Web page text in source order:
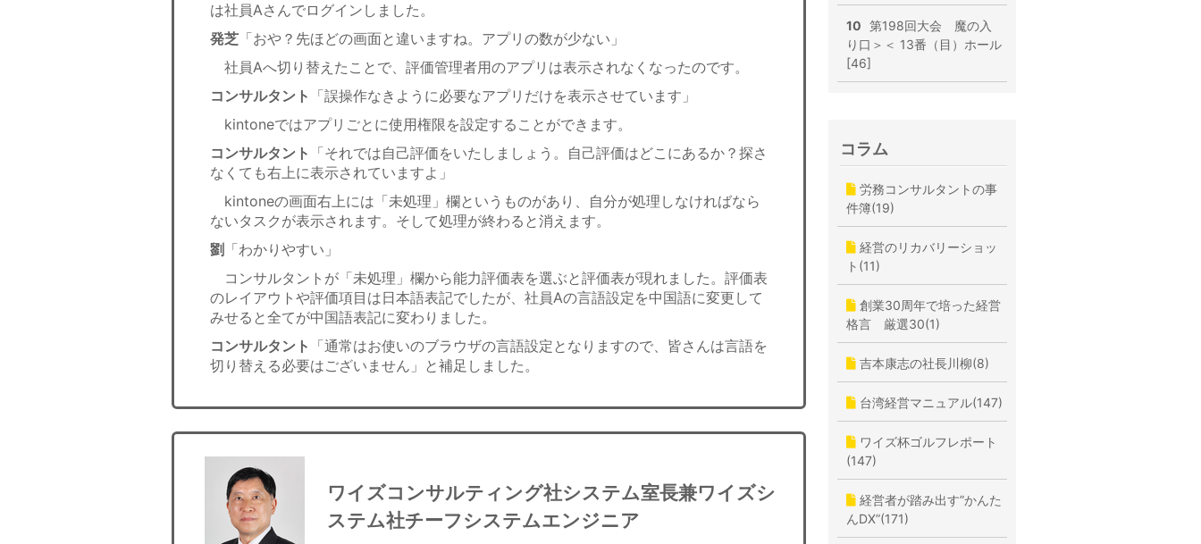
は社員Aさんでログインしました。
発芝 「おや？先ほどの画面と違いますね。アプリの数が少ない」
社員Aへ切り替えたことで、評価管理者用のアプリは表示されなくなったのです。
コンサルタント 「誤操作なきように必要なアプリだけを表示させています」
kintoneではアプリごとに使用権限を設定することができます。
コンサルタント 「それでは自己評価をいたしましょう。自己評価はどこにあるか？探さ
なくても右上に表示されていますよ」
kintoneの画面右上には「未処理」欄というものがあり、自分が処理しなければなら
ないタスクが表示されます。そして処理が終わると消えます。
劉 「わかりやすい」
コンサルタントが「未処理」欄から能力評価表を選ぶと評価表が現れました。評価表
のレイアウトや評価項目は日本語表記でしたが、社員Aの言語設定を中国語に変更して
みせると全てが中国語表記に変わりました。
コンサルタント 「通常はお使いのブラウザの言語設定となりますので、皆さんは言語を
切り替える必要はございません」と補足しました。
ワイズコンサルティング社システム室長兼ワイズシ
ステム社チーフシステムエンジニア
10 第198回大会 魔の入
り口＞＜ 13番（目）ホール
[46]
コラム
労務コンサルタントの事
件簿(19)
経営のリカバリーショッ
ト(11)
創業30周年で培った経営
格言 厳選30(1)
吉本康志の社長川柳(8)
台湾経営マニュアル(147)
ワイズ杯ゴルフレポート
(147)
経営者が踏み出す”かんた
んDX”(171)